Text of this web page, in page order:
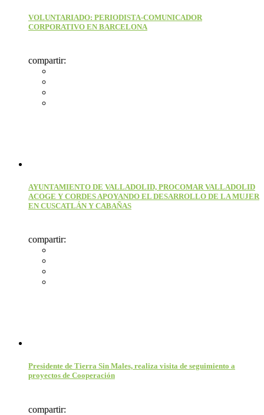
VOLUNTARIADO: PERIODISTA-COMUNICADOR
CORPORATIVO EN BARCELONA
compartir:
AYUNTAMIENTO DE VALLADOLID, PROCOMAR VALLADOLID
ACOGE Y CORDES APOYANDO EL DESARROLLO DE LA MUJER
EN CUSCATLÁN Y CABAÑAS
compartir:
Presidente de Tierra Sin Males, realiza visita de seguimiento a
proyectos de Cooperación
compartir: